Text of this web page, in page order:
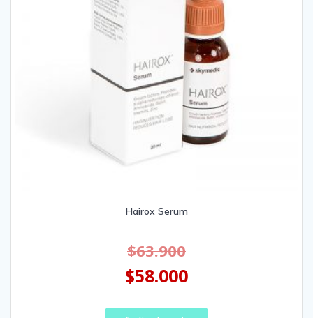
Hairox Serum
$63.900
$58.000